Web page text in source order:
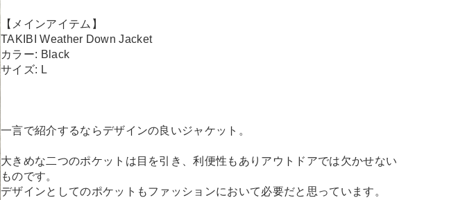
【メインアイテム】
TAKIBI Weather Down Jacket
カラー: Black
サイズ: L
一言で紹介するならデザインの良いジャケット。
大きめな二つのポケットは目を引き、利便性もありアウトドアでは欠かせない
ものです。
デザインとしてのポケットもファッションにおいて必要だと思っています。